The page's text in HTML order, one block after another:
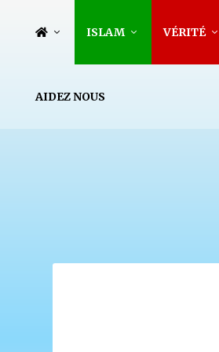
ISLAM VÉRITÉ
AIDEZ NOUS